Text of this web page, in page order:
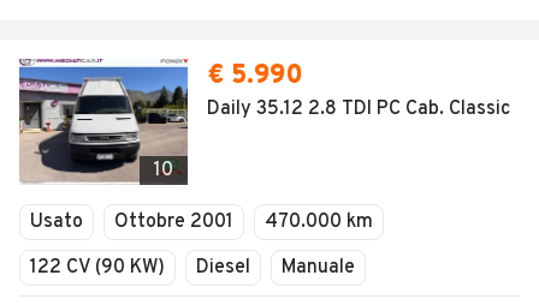
10
€ 5.990
Daily 35.12 2.8 TDI PC Cab. Classic
Usato Ottobre 2001
470.000 km
122 CV (90 KW)
Diesel Manuale